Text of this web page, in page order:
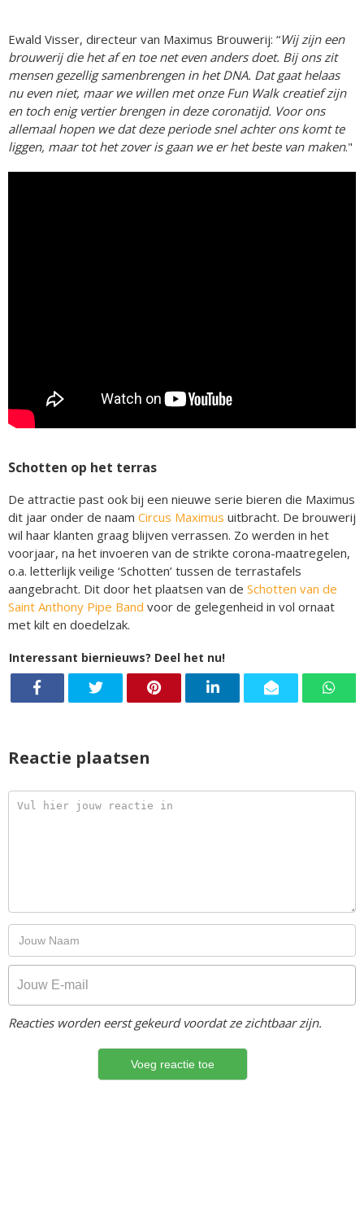
Ewald Visser, directeur van Maximus Brouwerij: “Wij zijn een
brouwerij die het af en toe net even anders doet. Bij ons zit
mensen gezellig samenbrengen in het DNA. Dat gaat helaas
nu even niet, maar we willen met onze Fun Walk creatief zijn
en toch enig vertier brengen in deze coronatijd. Voor ons
allemaal hopen we dat deze periode snel achter ons komt te
liggen, maar tot het zover is gaan we er het beste van maken."
Schotten op het terras
De attractie past ook bij een nieuwe serie bieren die Maximus
dit jaar onder de naam Circus Maximus uitbracht. De brouwerij
wil haar klanten graag blijven verrassen. Zo werden in het
voorjaar, na het invoeren van de strikte corona-maatregelen,
o.a. letterlijk veilige ‘Schotten’ tussen de terrastafels
aangebracht. Dit door het plaatsen van de Schotten van de
Saint Anthony Pipe Band voor de gelegenheid in vol ornaat
met kilt en doedelzak.
Interessant biernieuws? Deel het nu!
Reactie plaatsen
Reacties worden eerst gekeurd voordat ze zichtbaar zijn.